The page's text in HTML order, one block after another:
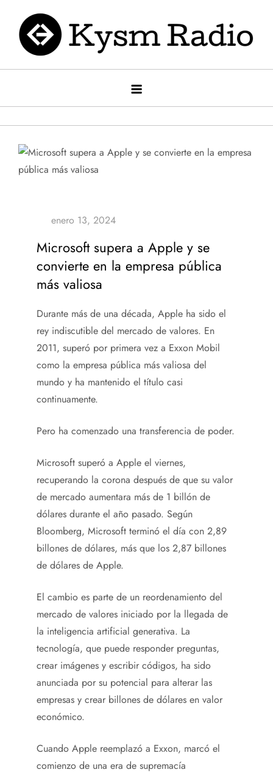
contenido
Kysm radio
Kysm Radio
Microsoft supera a Apple y se
convierte en la empresa pública
más valiosa
Durante más de una década, Apple ha sido el
rey indiscutible del mercado de valores. En
2011, superó por primera vez a Exxon Mobil
como la empresa pública más valiosa del
mundo y ha mantenido el título casi
continuamente.
Pero ha comenzado una transferencia de poder.
Microsoft superó a Apple el viernes,
recuperando la corona después de que su valor
de mercado aumentara más de 1 billón de
dólares durante el año pasado. Según
Bloomberg, Microsoft terminó el día con 2,89
billones de dólares, más que los 2,87 billones
de dólares de Apple.
El cambio es parte de un reordenamiento del
mercado de valores iniciado por la llegada de
la inteligencia artificial generativa. La
tecnología, que puede responder preguntas,
crear imágenes y escribir códigos, ha sido
anunciada por su potencial para alterar las
empresas y crear billones de dólares en valor
económico.
Cuando Apple reemplazó a Exxon, marcó el
comienzo de una era de supremacía